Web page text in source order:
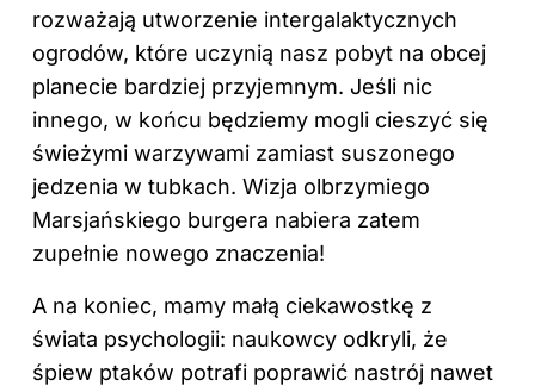
rozważają utworzenie intergalaktycznych
ogrodów, które uczynią nasz pobyt na obcej
planecie bardziej przyjemnym. Jeśli nic
innego, w końcu będziemy mogli cieszyć się
świeżymi warzywami zamiast suszonego
jedzenia w tubkach. Wizja olbrzymiego
Marsjańskiego burgera nabiera zatem
zupełnie nowego znaczenia!
A na koniec, mamy małą ciekawostkę z
świata psychologii: naukowcy odkryli, że
śpiew ptaków potrafi poprawić nastrój nawet